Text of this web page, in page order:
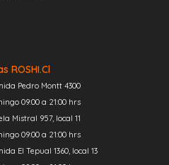
ROSHI.cl
Pedro Montt 4300
09:00 a 21:00 hrs
Mistral 957, local 11
09:00 a 21:00 hrs
El Tepual 1360, local 13